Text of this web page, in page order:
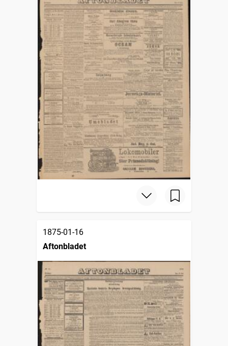
1875-01-16
Aftonbladet